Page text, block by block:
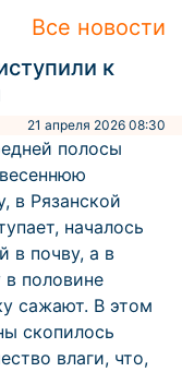
Все новости
к
21 апреля 2026 08:30
полосы
в Рязанской
началось
в почву, а в
половине
сажают. В этом
скопилось
влаги, что,